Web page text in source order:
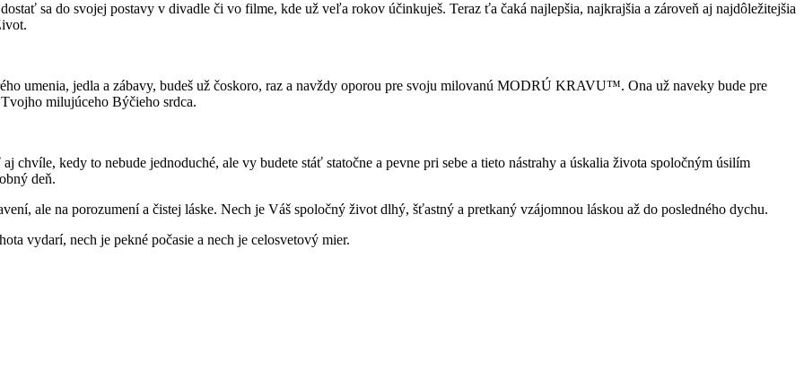
sa do svojej postavy v divadle či vo filme, kde už veľa rokov účinkuješ. Teraz ťa čaká najlepšia, najkrajšia a zároveň aj najdôležitejšia
umenia, jedla a zábavy, budeš už čoskoro, raz a navždy oporou pre svoju milovanú MODRÚ KRAVU™. Ona už naveky bude pre
milujúceho Býčieho srdca.
chvíle, kedy to nebude jednoduché, ale vy budete stáť statočne a pevne pri sebe a tieto nástrahy a úskalia života spoločným úsilím
deň.
ale na porozumení a čistej láske. Nech je Váš spoločný život dlhý, šťastný a pretkaný vzájomnou láskou až do posledného dychu.
vydarí, nech je pekné počasie a nech je celosvetový mier.